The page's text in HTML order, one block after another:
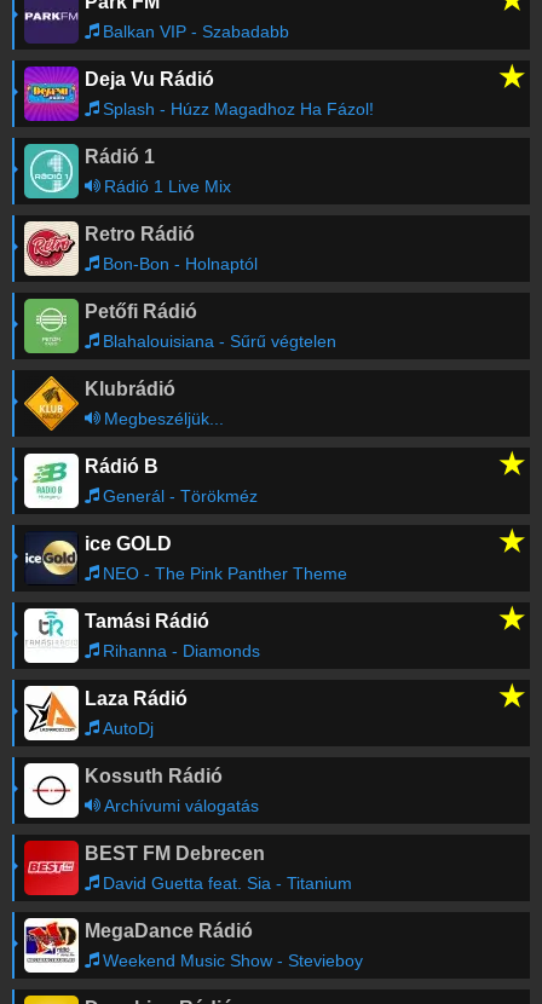
Balkan VIP - Szabadabb
Deja Vu Rádió ★
Splash - Húzz Magadhoz Ha Fázol!
Rádió 1
Rádió 1 Live Mix
Retro Rádió
Bon-Bon - Holnaptól
Petőfi Rádió
Blahalouisiana - Sűrű végtelen
Klubrádió
Megbeszéljük...
Rádió B ★
Generál - Törökméz
ice GOLD ★
NEO - The Pink Panther Theme
Tamási Rádió ★
Rihanna - Diamonds
Laza Rádió ★
AutoDj
Kossuth Rádió
Archívumi válogatás
BEST FM Debrecen
David Guetta feat. Sia - Titanium
MegaDance Rádió
Weekend Music Show - Stevieboy